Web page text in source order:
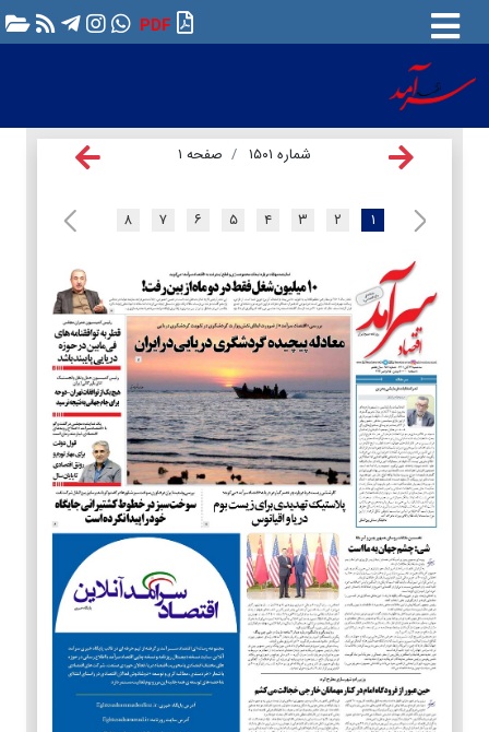
PDF
شماره ۱۵۰۱ صفحه ۱
۱ ۲ ۳ ۴ ۵ ۶ ۷ ۸